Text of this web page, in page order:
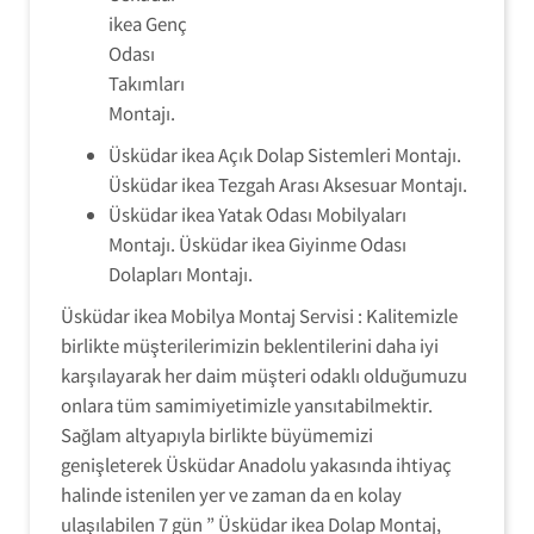
ikea Genç
Odası
Takımları
Montajı.
Üsküdar ikea Açık Dolap Sistemleri Montajı.
Üsküdar ikea Tezgah Arası Aksesuar Montajı.
Üsküdar ikea Yatak Odası Mobilyaları
Montajı. Üsküdar ikea Giyinme Odası
Dolapları Montajı.
Üsküdar ikea Mobilya Montaj Servisi : Kalitemizle
birlikte müşterilerimizin beklentilerini daha iyi
karşılayarak her daim müşteri odaklı olduğumuzu
onlara tüm samimiyetimizle yansıtabilmektir.
Sağlam altyapıyla birlikte büyümemizi
genişleterek Üsküdar Anadolu yakasında ihtiyaç
halinde istenilen yer ve zaman da en kolay
ulaşılabilen 7 gün ” Üsküdar ikea Dolap Montaj,